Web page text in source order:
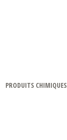
PRODUITS CHIMIQUES